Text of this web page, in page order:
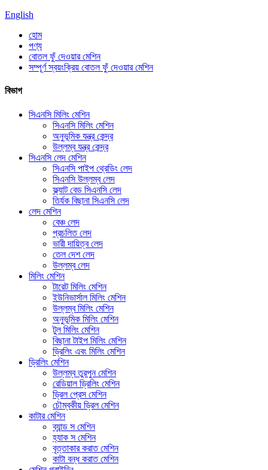
English
হোম
পণ্য
বোতল ফুঁ দেওয়ার মেশিন
সম্পূর্ণ স্বয়ংক্রিয় বোতল ফুঁ দেওয়ার মেশিন
বিভাগ
সিএনসি মিলিং মেশিন
সিএনসি মিলিং মেশিন
অনুভূমিক যন্ত্র কেন্দ্র
উল্লম্ব যন্ত্র কেন্দ্র
সিএনসি লেদ মেশিন
সিএনসি পাইপ থ্রেডিং লেদ
সিএনসি উল্লম্ব লেদ
ফ্ল্যাট বেড সিএনসি লেদ
তির্যক বিছানা সিএনসি লেদ
লেদ মেশিন
বেঞ্চ লেদ
প্রচলিত লেদ
ভারী দায়িত্ব লেদ
তেল দেশ লেদ
উল্লম্ব লেদ
মিলিং মেশিন
টারেট মিলিং মেশিন
ইউনিভার্সাল মিলিং মেশিন
উল্লম্ব মিলিং মেশিন
অনুভূমিক মিলিং মেশিন
টুল মিলিং মেশিন
বিছানা টাইপ মিলিং মেশিন
ড্রিলিং এবং মিলিং মেশিন
ড্রিলিং মেশিন
উল্লম্ব তুরপুন মেশিন
রেডিয়াল ড্রিলিং মেশিন
ড্রিল প্রেস মেশিন
চৌম্বকীয় ড্রিল মেশিন
কাটার মেশিন
ব্যান্ড স মেশিন
হ্যাক স মেশিন
বৃত্তাকার করাত মেশিন
কাটা বন্ধ করাত মেশিন